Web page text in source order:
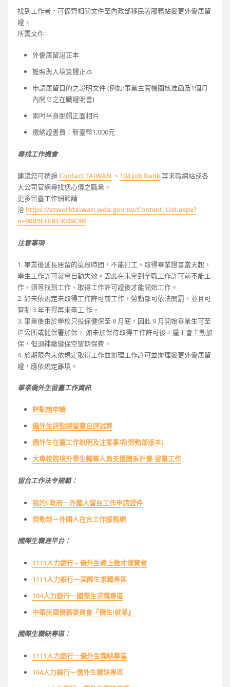
找到工作者，可備齊相關文件至內政部移民署服務站變更外僑居留
證。
所需文件:
外僑居留證正本
護照與入境簽證正本
申請居留目的之證明文件 (例如:事業主管機關核准函及1個月
內開立之在職證明書)
兩吋半身脫帽正面相片
繳納證書費：新臺幣1,000元
尋找工作機會
建議您可透過 Contact TAIWAN 、 104 Job Bank等求職網站或各
大公司官網尋找您心儀之職業。
更多留臺工作細節請
洽 https://ezworktaiwan.wda.gov.tw/Content_List.aspx?
n=90B5EEEBE3049C9B
注意事項
1. 畢業後延長居留的這段時間，不能打工。取得畢業證書當天起，
學生工作許可就會自動失效。因此在未拿到全職工作許可前不能工
作。須等找到工作、取得工作許可證後才能開始工作。
2. 如未依規定未取得工作許可前工作，勞動部可依法開罰，並且可
管制 3 年不得再來臺工 作。
3. 畢業後由於學校只投保健保至 8 月底，因此 9 月開始畢業生可至
區公所或健保署加保， 如未加保待取得工作許可後，雇主會主動加
保，但須補繳健保空窗期保費。
4. 於期限內未依規定取得工作並辦理工作許可並辦理變更外僑居留
證，應依規定離境。
畢業僑外生留臺工作資訊
評點制申請
僑外生評點制留臺自評試算
僑外生在臺工作說明及注意事項(勞動部版本)
大專校院境外學生輔導人員支援體系計畫-留臺工作
留台工作法令規範：
我的E政府－外國人留台工作申請證件
勞動部－外國人在台工作服務網
國際生職涯平台：
1111人力銀行 – 僑外生線上徵才博覽會
1111人力銀行－國際生求職專區
104人力銀行－國際生求職專區
中華民國僑務委員會『僑生i就業』
國際生職缺專區：
1111人力銀行－僑外生職缺專區
104人力銀行－僑外生職缺專區